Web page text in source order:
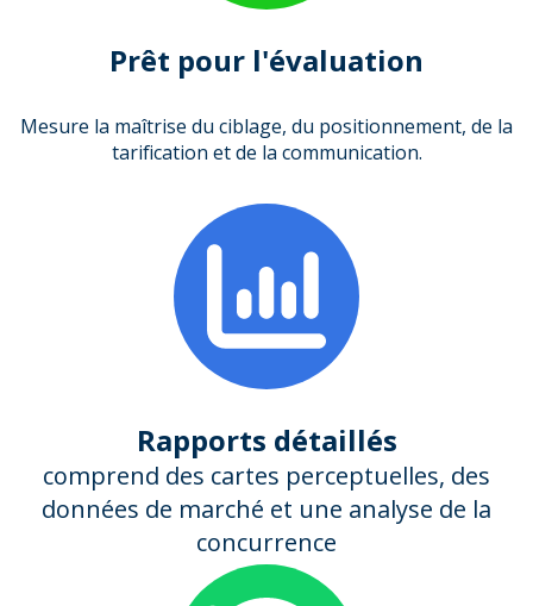
Prêt pour l'évaluation
Mesure la maîtrise du ciblage, du positionnement, de la
tarification et de la communication.
Rapports détaillés
comprend des cartes perceptuelles, des
données de marché et une analyse de la
concurrence